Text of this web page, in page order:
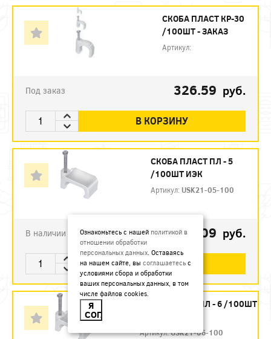
СКОБА ПЛАСТ КР-30
/100ШТ - ЗАКАЗ
Артикул:
Под заказ 326.59 руб.
В КОРЗИНУ
СКОБА ПЛАСТ ПЛ - 5
/100ШТ ИЭК
Артикул: USK21-05-100
В наличии 64.09 руб.
В КОРЗИНУ
СКОБА ПЛАСТ ПЛ - 6 /100ШТ
Артикул:USK21-06-100
Ознакомьтесь с нашей политикой в
отношении обработки
персональных данных. Оставаясь
на нашем сайте, вы соглашаетесь с
условиями сбора и обработки
ваших персональных данных, в том
числе файлов cookies.
Я
СОГЛАСЕН